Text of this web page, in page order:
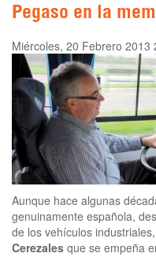
Pegaso en la
Miércoles, 20 Febrero 2013
Aunque hace algunas
genuinamente española,
de los vehículos
Cerezales que se empeña